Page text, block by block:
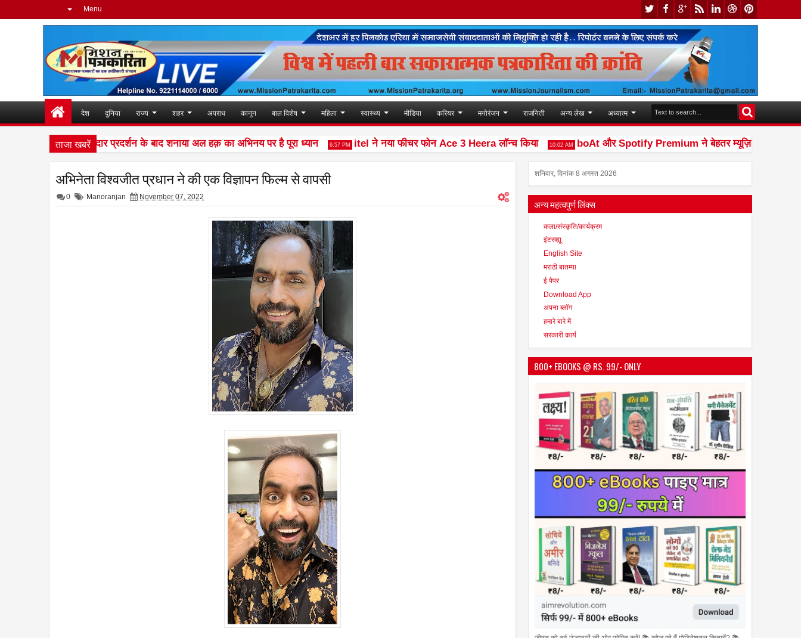
Menu
देश दुनिया राज्य शहर अपराध कानून बाल विशेष महिला स्वास्थ्य मीडिया करियर मनोरंजन राजनिती अन्य लेख अध्यात्म
ताजा खबरें
की दुनिया में शानदार प्रदर्शन के बाद शनाया अल हक़ का अभिनय पर है पूरा ध्यान 6:57 PM itel ने नया फीचर फोन Ace 3 Heera लॉन्च किया 10:02 AM boAt और Spotify Premium ने बेहतर म्यूज़िक अनुभव देने के
अभिनेता विश्वजीत प्रधान ने की एक विज्ञापन फिल्म से वापसी
0 Manoranjan November 07, 2022
शनिवार, दिनांक 8 अगस्त 2026
अन्य महत्वपुर्ण लिंक्स
कला/संस्कृति/कार्यक्रम
इंटरव्ह्यू
English Site
मराठी बातम्या
ई पेपर
Download App
अपना ब्लॉग
हमारे बारे में
सरकारी कार्य
800+ EBOOKS @ RS. 99/- ONLY